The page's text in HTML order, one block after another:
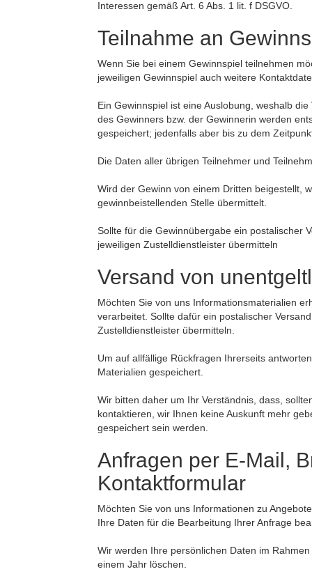
Interessen gemäß Art. 6 Abs. 1 lit. f DSGVO.
Teilnahme an
Wenn Sie bei einem Gewinnspiel teilnehmen
jeweiligen Gewinnspiel auch weitere
Ein Gewinnspiel ist eine Auslobung, weshalb
des Gewinners bzw. der Gewinnerin werden
gespeichert; jedenfalls aber bis zu dem
Die Daten aller übrigen Teilnehmer und
Wird der Gewinn von einem Dritten beigestellt,
gewinnbeistellenden Stelle übermittelt.
Sollte für die Gewinnübergabe ein postalischer
jeweiligen Zustelldienstleister übermitteln
Versand von
Möchten Sie von uns Informationsmaterialien
verarbeitet. Sollte dafür ein postalischer
Zustelldienstleister übermitteln.
Um auf allfällige Rückfragen Ihrerseits
Materialien gespeichert.
Wir bitten daher um Ihr Verständnis, dass,
kontaktieren, wir Ihnen keine Auskunft mehr
gespeichert sein werden.
Anfragen per E-Mail,
Kontaktformular
Möchten Sie von uns Informationen zu
Ihre Daten für die Bearbeitung Ihrer Anfrage
Wir werden Ihre persönlichen Daten im
einem Jahr löschen.